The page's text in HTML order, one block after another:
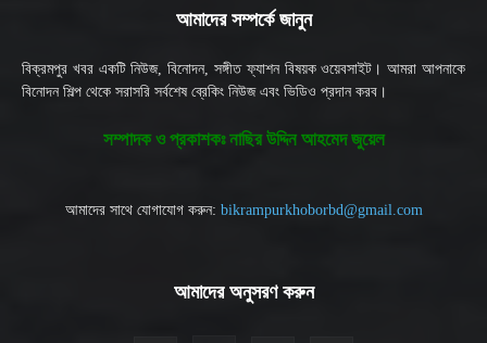
আমাদের সম্পর্কে জানুন
বিক্রমপুর খবর একটি নিউজ, বিনোদন, সঙ্গীত ফ্যাশন বিষয়ক ওয়েবসাইট। আমরা আপনাকে
বিনোদন শিল্প থেকে সরাসরি সর্বশেষ ব্রেকিং নিউজ এবং ভিডিও প্রদান করব।
সম্পাদক ও প্রকাশকঃ নাছির উদ্দিন আহমেদ জুয়েল
আমাদের সাথে যোগাযোগ করুন: bikrampurkhoborbd@gmail.com
আমাদের অনুসরণ করুন